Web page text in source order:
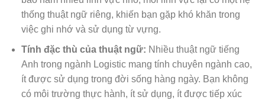
thống thuật ngữ riêng, khiến bạn gặp khó khăn trong
việc ghi nhớ và sử dụng từ vựng.
Tính đặc thù của thuật ngữ: Nhiều thuật ngữ tiếng
Anh trong ngành Logistic mang tính chuyên ngành cao,
ít được sử dụng trong đời sống hàng ngày. Bạn không
có môi trường thực hành, ít sử dụng, ít được tiếp xúc